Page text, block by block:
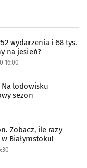
wydarzenia i 68 tys.
na jesień?
16:00
Na lodowisku
sezon
Zobacz, ile razy
Białymstoku!